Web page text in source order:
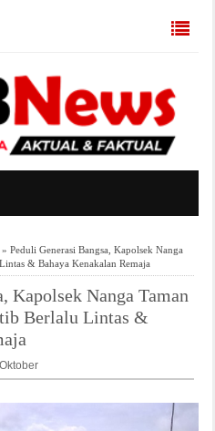
Peduli Generasi Bangsa, Kapolsek Nanga
& Bahaya Kenakalan Remaja
Kapolsek Nanga Taman
Berlalu Lintas &